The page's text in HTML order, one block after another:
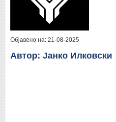
Објавено на: 21-08-2025
Автор: Јанко Илковски